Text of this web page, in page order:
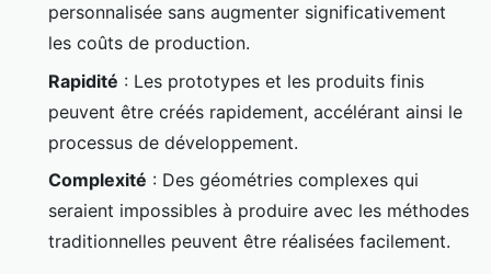
personnalisée sans augmenter significativement
les coûts de production.
Rapidité : Les prototypes et les produits finis
peuvent être créés rapidement, accélérant ainsi le
processus de développement.
Complexité : Des géométries complexes qui
seraient impossibles à produire avec les méthodes
traditionnelles peuvent être réalisées facilement.